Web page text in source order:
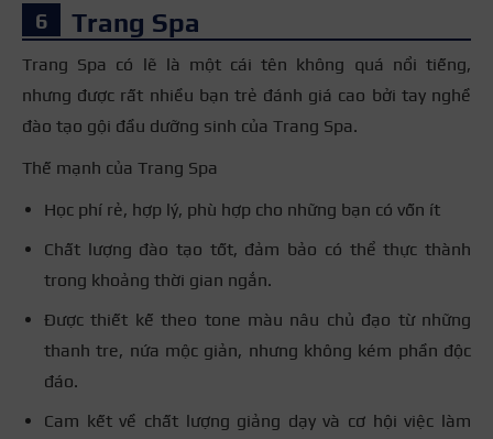
Trang Spa
Trang Spa có lẽ là một cái tên không quá nổi tiếng,
nhưng được rất nhiều bạn trẻ đánh giá cao bởi tay nghề
đào tạo gội đầu dưỡng sinh của Trang Spa.
Thế mạnh của Trang Spa
Học phí rẻ, hợp lý, phù hợp cho những bạn có vốn ít
Chất lượng đào tạo tốt, đảm bảo có thể thực thành
trong khoảng thời gian ngắn.
Được thiết kế theo tone màu nâu chủ đạo từ những
thanh tre, nứa mộc giản, nhưng không kém phần độc
đáo.
Cam kết về chất lượng giảng dạy và cơ hội việc làm